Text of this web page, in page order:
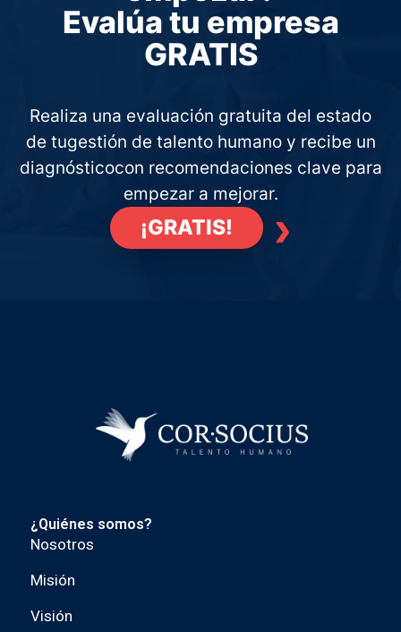
Evalúa tu empresa
GRATIS
Realiza una evaluación gratuita del estado
de tugestión de talento humano y recibe un
diagnósticocon recomendaciones clave para
empezar a mejorar.
¡GRATIS! ›
¿Quiénes somos?
Nosotros
Misión
Visión